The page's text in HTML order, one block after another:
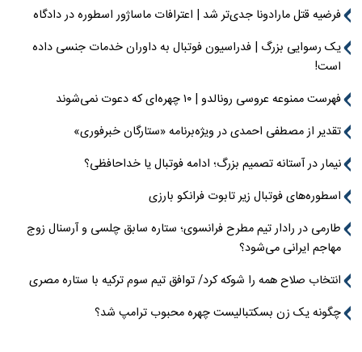
فرضیه قتل مارادونا جدی‌تر شد | اعترافات ماساژور اسطوره در دادگاه
یک رسوایی بزرگ | فدراسیون فوتبال به داوران خدمات جنسی داده
است!
فهرست ممنوعه عروسی رونالدو | ۱۰ چهره‌ای که دعوت نمی‌شوند
تقدیر از مصطفی احمدی در ویژه‌برنامه «ستارگان خبرفوری»
نیمار در آستانه تصمیم بزرگ؛ ادامه فوتبال یا خداحافظی؟
اسطوره‌های فوتبال زیر تابوت فرانکو بارزی
طارمی در رادار تیم مطرح فرانسوی؛ ستاره سابق چلسی و آرسنال زوج
مهاجم ایرانی می‌شود؟
انتخاب صلاح همه را شوکه کرد/ توافق تیم سوم ترکیه با ستاره مصری
چگونه یک زن بسکتبالیست چهره محبوب ترامپ شد؟